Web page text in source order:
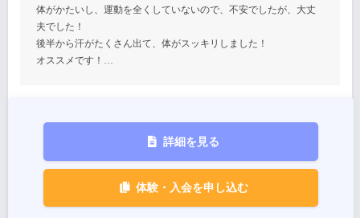
体がかたいし、運動を全くしていないので、不安でしたが、大丈
夫でした！
後半から汗がたくさん出て、体がスッキリしました！
オススメです！…
詳細を見る
体験・入会を申し込む